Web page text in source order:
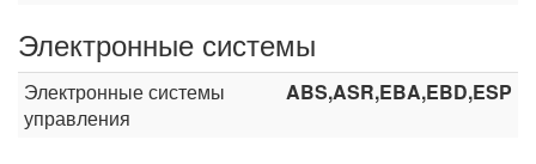
Электронные системы
Электронные системы
управления
ABS,ASR,EBA,EBD,ESP